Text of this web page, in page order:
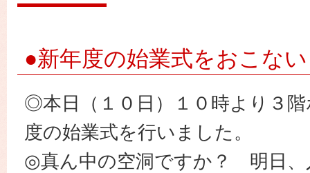
●新年度の始業式をおこな
◎本日（１０日）１０時より３
度の始業式を行いました。
◎真ん中の空洞ですか？ 明日、